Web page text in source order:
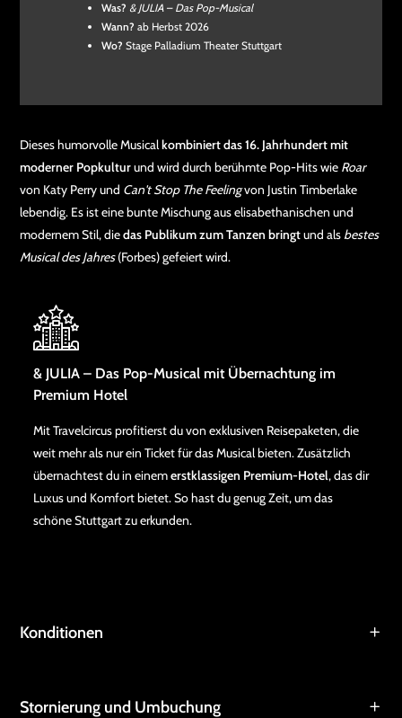
Was? & JULIA – Das Pop-Musical
Wann? ab Herbst 2026
Wo? Stage Palladium Theater Stuttgart
Dieses humorvolle Musicalkombiniert das 16. Jahrhundert mit
moderner Popkulturund wird durch berühmte Pop-Hits wie Roar
von Katy Perry und Can't Stop The Feelingvon Justin Timberlake
lebendig. Es ist eine bunte Mischung aus elisabethanischen und
modernem Stil, diedas Publikum zum Tanzen bringtund als bestes
Musical des Jahres(Forbes) gefeiert wird.
& JULIA – Das Pop-Musical mit Übernachtung im
Premium Hotel
Mit Travelcircus profitierst du von exklusiven Reisepaketen, die
weit mehr als nur ein Ticket für das Musical bieten. Zusätzlich
übernachtest du in einemerstklassigen Premium-Hotel, das dir
Luxus und Komfort bietet. So hast du genug Zeit, um das
schöne Stuttgart zu erkunden.
Konditionen
Stornierung und Umbuchung